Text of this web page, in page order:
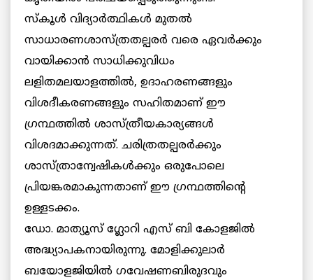
സ്‌കൂള്‍ വിദ്യാര്‍ത്ഥികള്‍ മുതല്‍
സാധാരണശാസ്ത്രതല്പരര്‍ വരെ ഏവര്‍ക്കും
വായിക്കാന്‍ സാധിക്കുവിധം
ലളിതമലയാളത്തില്‍, ഉദാഹരണങ്ങളും
വിശദീകരണങ്ങളും സഹിതമാണ് ഈ
ഗ്രന്ഥത്തില്‍ ശാസ്ത്രീയകാര്യങ്ങള്‍
വിശദമാക്കുന്നത്. ചരിത്രതല്പരര്‍ക്കും
ശാസ്ത്രാന്വേഷികള്‍ക്കും ഒരുപോലെ
പ്രിയങ്കരമാകുന്നതാണ് ഈ ഗ്രന്ഥത്തിന്റെ
ഉള്ളടക്കം.
ഡോ. മാത്യൂസ് ഗ്ലോറി എസ് ബി കോളജില്‍
അദ്ധ്യാപകനായിരുന്നു. മോളിക്കുലാര്‍
ബയോളജിയില്‍ ഗവേഷണബിരുദവും